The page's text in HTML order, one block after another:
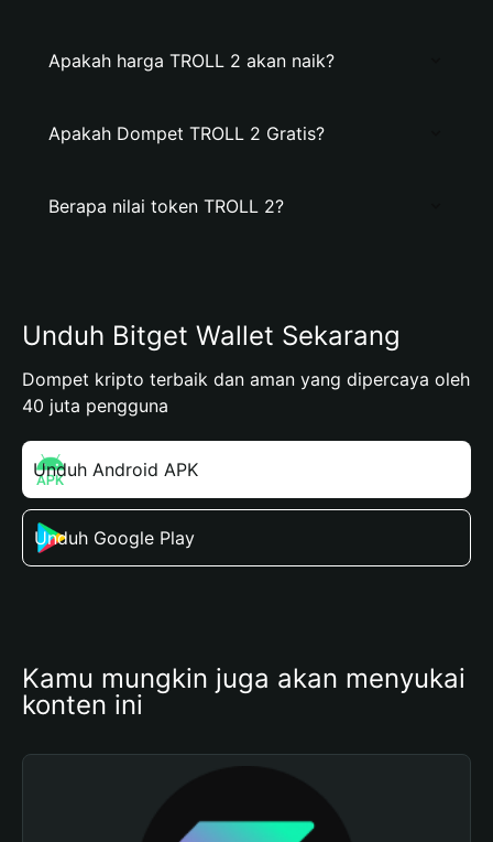
Apakah harga TROLL 2 akan naik?
Apakah Dompet TROLL 2 Gratis?
Berapa nilai token TROLL 2?
Unduh Bitget Wallet Sekarang
Dompet kripto terbaik dan aman yang dipercaya oleh
40 juta pengguna
Unduh Android APK
Unduh Google Play
Kamu mungkin juga akan menyukai
konten ini